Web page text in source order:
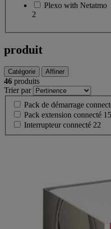
Plexo with Netatmo
2
produit
Catégorie Affiner
46 produits
Trier par
Pack de démarrage
Pack extension connecté 15
Interrupteur connecté 22